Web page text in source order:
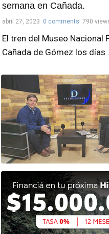
semana en Cañada.
abril 27, 2023 0 comments 790
El tren del Museo Nacional
Cañada de Gómez los días